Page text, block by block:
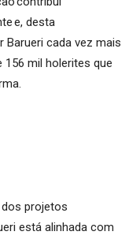
e, desta
Barueri cada vez mais
156 mil holerites que
.
projetos
está alinhada com